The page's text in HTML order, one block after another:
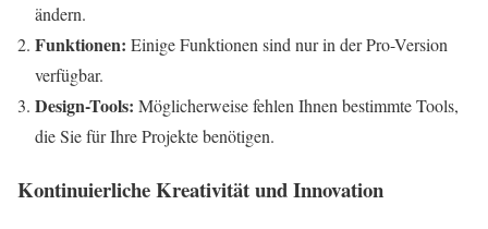
ändern.
Funktionen: Einige Funktionen sind nur in der Pro-Version
verfügbar.
Design-Tools: Möglicherweise fehlen Ihnen bestimmte Tools,
die Sie für Ihre Projekte benötigen.
Kontinuierliche Kreativität und Innovation